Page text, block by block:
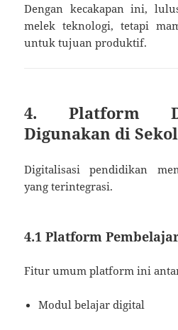
Dengan kecakapan ini,
melek teknologi, tetapi
untuk tujuan produktif.
4. Platform
Digunakan di
Digitalisasi pendidikan
yang terintegrasi.
4.1 Platform
Fitur umum platform ini
Modul belajar digital